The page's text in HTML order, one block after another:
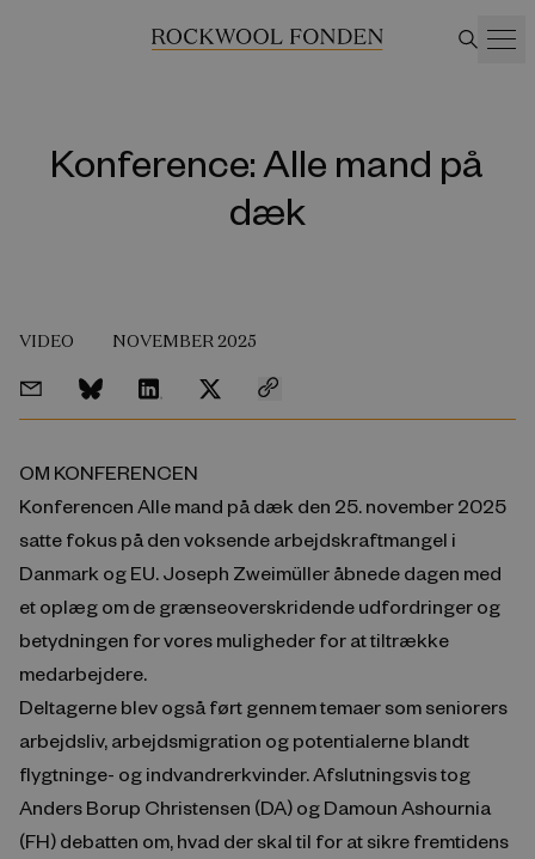
Konference: Alle mand på
dæk
VIDEO NOVEMBER 2025
OM KONFERENCEN
Konferencen Alle mand på dæk den 25. november 2025
satte fokus på den voksende arbejdskraftmangel i
Danmark og EU. Joseph Zweimüller åbnede dagen med
et oplæg om de grænseoverskridende udfordringer og
betydningen for vores muligheder for at tiltrække
medarbejdere.
Deltagerne blev også ført gennem temaer som seniorers
arbejdsliv, arbejdsmigration og potentialerne blandt
flygtninge- og indvandrerkvinder. Afslutningsvis tog
Anders Borup Christensen (DA) og Damoun Ashournia
(FH) debatten om, hvad der skal til for at sikre fremtidens